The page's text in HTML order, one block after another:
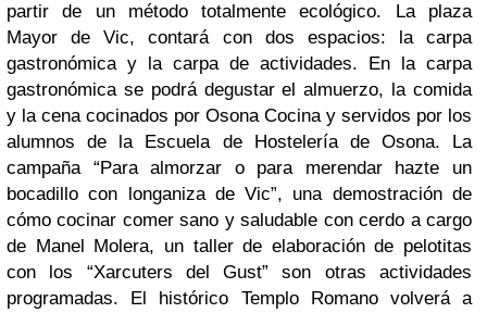
partir de un método totalmente ecológico.
La plaza
Mayor de Vic, contará con dos espacios: la carpa
gastronómica y la carpa de actividades. En la carpa
gastronómica se podrá degustar el almuerzo, la comida
y la cena cocinados por Osona Cocina y servidos por los
alumnos de la Escuela de Hostelería de Osona.
La
campaña “Para almorzar o para merendar hazte un
bocadillo con longaniza de Vic”, una demostración de
cómo cocinar comer sano y saludable con cerdo a cargo
de Manel Molera, un taller de elaboración de pelotitas
con los “Xarcuters del Gust” son otras actividades
programadas.
El histórico Templo Romano volverá a